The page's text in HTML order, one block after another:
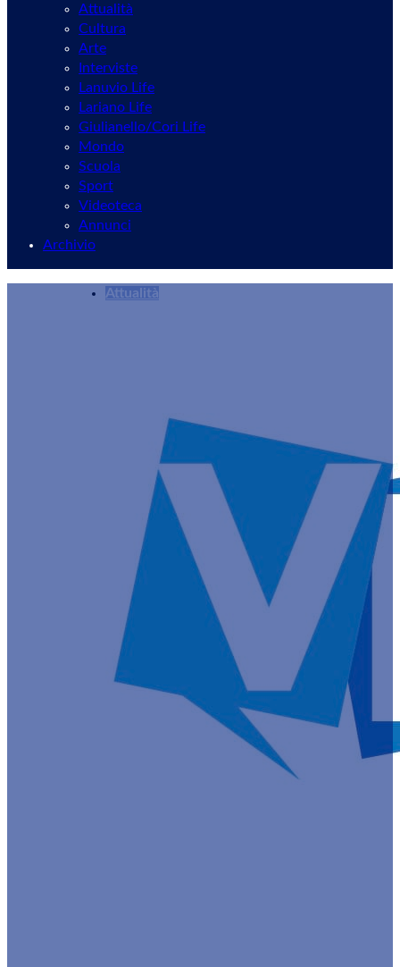
Attualità
Cultura
Arte
Interviste
Lanuvio Life
Lariano Life
Giulianello/Cori Life
Mondo
Scuola
Sport
Videoteca
Annunci
Archivio
Attualità